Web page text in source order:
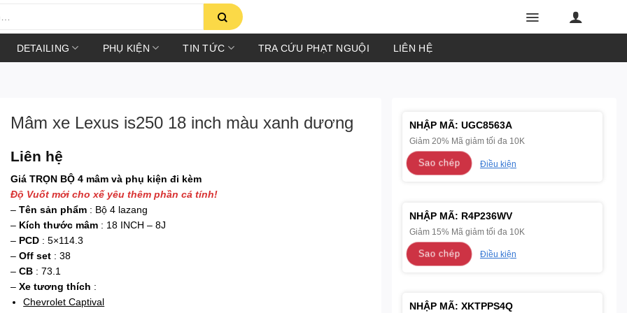
DETAILING PHỤ KIỆN TIN TỨC TRA CỨU PHẠT NGUỘI LIÊN HỆ
Mâm xe Lexus is250 18 inch màu xanh dương
Liên hệ
Giá TRỌN BỘ 4 mâm và phụ kiện đi kèm
Độ Vuốt mới cho xế yêu thêm phần cá tính!
– Tên sản phẩm : Bộ 4 lazang
– Kích thước mâm : 18 INCH – 8J
– PCD : 5×114.3
– Off set : 38
– CB : 73.1
– Xe tương thích :
Chevrolet Captival
NHẬP MÃ: UGC8563A
Giảm 20% Mã giảm tối đa 10K
Sao chép Điều kiện
NHẬP MÃ: R4P236WV
Giảm 15% Mã giảm tối đa 10K
Sao chép Điều kiện
NHẬP MÃ: XKTPPS4Q